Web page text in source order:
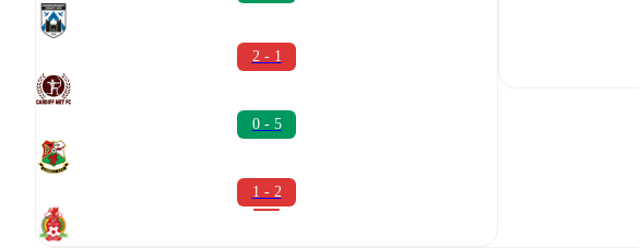
2 - 1
0 - 5
1 - 2